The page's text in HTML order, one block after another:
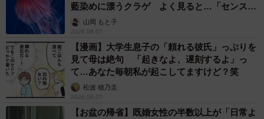
藍染めに漂うクラゲ よく見ると…「センスす
ごい」山岡 もと子
2026.08.07
【漫画】大学生息子の「頼れる彼氏」っぷりを
見て母は絶句 「起きなよ、遅刻するよ」っ
て…あなた毎朝私が起こしてますけど？笑
松波 穂乃圭
2026.08.07
【お盆の帰省】既婚女性の半数以上が「日常よ